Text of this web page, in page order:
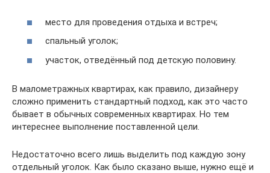
место для проведения отдыха и встреч;
спальный уголок;
участок, отведённый под детскую половину.
В малометражных квартирах, как правило, дизайнеру
сложно применить стандартный подход, как это часто
бывает в обычных современных квартирах. Но тем
интереснее выполнение поставленной цели.
Недостаточно всего лишь выделить под каждую зону
отдельный уголок. Как было сказано выше, нужно ещё и